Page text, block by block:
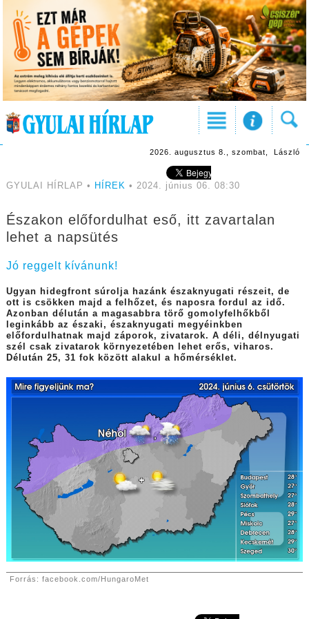
2026. augusztus 8., szombat, László
GYULAI HÍRLAP • HÍREK • 2024. június 06. 08:30
Északon előfordulhat eső, itt zavartalan
lehet a napsütés
Jó reggelt kívánunk!
Ugyan hidegfront súrolja hazánk északnyugati részeit, de
ott is csökken majd a felhőzet, és naposra fordul az idő.
Azonban délután a magasabbra törő gomolyfelhőkből
leginkább az északi, északnyugati megyéinkben
előfordulhatnak majd záporok, zivatarok. A déli, délnyugati
szél csak zivatarok környezetében lehet erős, viharos.
Délután 25, 31 fok között alakul a hőmérséklet.
Forrás: facebook.com/HungaroMet